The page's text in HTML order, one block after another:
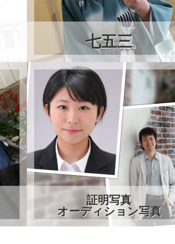
七五三
証明写真
オーディション写真